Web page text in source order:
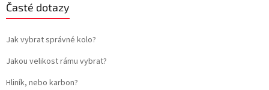
Časté dotazy
Jak vybrat správné kolo?
Jakou velikost rámu vybrat?
Hliník, nebo karbon?